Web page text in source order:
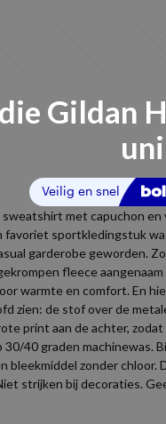
Gildan
uni
met capuchon
favoriet sportkledingstuk
garderobe geworden.
fleece
warmte en comfort. En
zien: de stof over de
print aan de achter,
30/40 graden machinewas.
bleekmiddel zonder chloor.
strijken bij decoraties.